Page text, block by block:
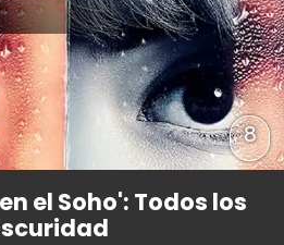
8
el Soho': Todos los